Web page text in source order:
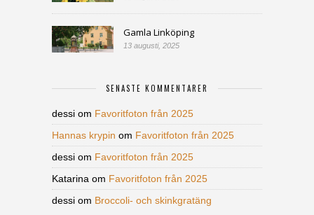
Gamla Linköping
13 augusti, 2025
SENASTE KOMMENTARER
dessi om Favoritfoton från 2025
Hannas krypin om Favoritfoton från 2025
dessi om Favoritfoton från 2025
Katarina om Favoritfoton från 2025
dessi om Broccoli- och skinkgratäng